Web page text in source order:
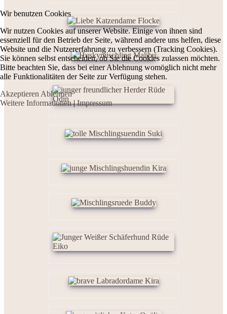
Wir benutzen Cookies
Wir nutzen Cookies auf unserer Website. Einige von ihnen sind
essenziell für den Betrieb der Seite, während andere uns helfen, diese
Website und die Nutzererfahrung zu verbessern (Tracking Cookies).
Sie können selbst entscheiden, ob Sie die Cookies zulassen möchten.
Bitte beachten Sie, dass bei einer Ablehnung womöglich nicht mehr
alle Funktionalitäten der Seite zur Verfügung stehen.
Akzeptieren Ablehnen
Weitere Informationen|Impressum